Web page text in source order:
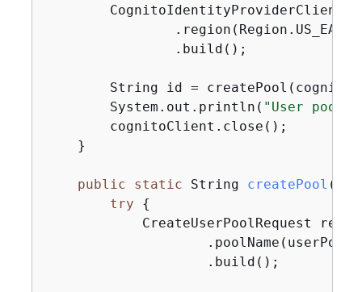
CognitoIdentityProviderClient
                .build();
String id =
        System.out.println(
"User pool
        cognitoClient.close();
    }
public static String createPool
try
{
CreateUserPoolRequest
                    .build();